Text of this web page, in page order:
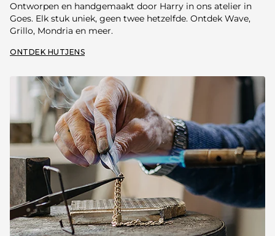
Ontworpen en handgemaakt door Harry in ons atelier in
Goes. Elk stuk uniek, geen twee hetzelfde. Ontdek Wave,
Grillo, Mondria en meer.
ONTDEK HUTJENS